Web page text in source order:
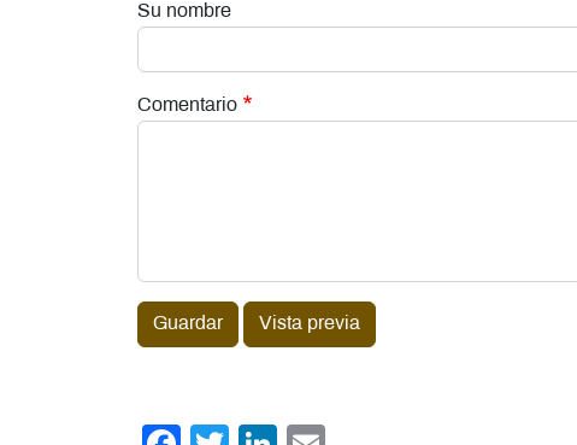
Su nombre
Comentario
Guardar Vista previa